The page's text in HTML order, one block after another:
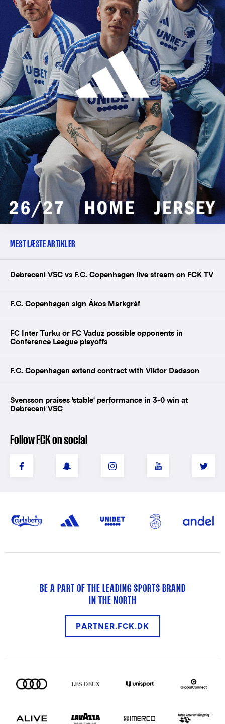
MEST LÆSTE ARTIKLER
Debreceni VSC vs F.C. Copenhagen live stream on FCK TV
F.C. Copenhagen sign Ákos Markgráf
FC Inter Turku or FC Vaduz possible opponents in
Conference League playoffs
F.C. Copenhagen extend contract with Viktor Dadason
Svensson praises 'stable' performance in 3-0 win at
Debreceni VSC
Follow FCK on social
BE A PART OF THE LEADING SPORTS BRAND
IN THE NORTH
PARTNER.FCK.DK